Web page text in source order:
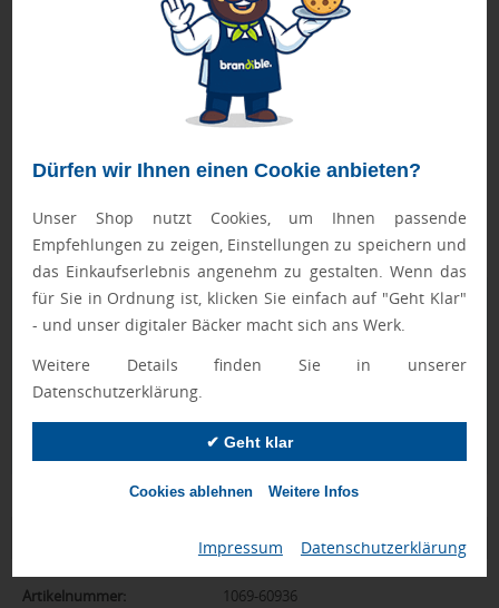
Dürfen wir Ihnen einen Cookie anbieten?
Unser Shop nutzt Cookies, um Ihnen passende
Empfehlungen zu zeigen, Einstellungen zu speichern und
das Einkaufserlebnis angenehm zu gestalten. Wenn das
für Sie in Ordnung ist, klicken Sie einfach auf "Geht Klar"
- und unser digitaler Bäcker macht sich ans Werk.
Weitere Details finden Sie in unserer
Datenschutzerklärung.
✔ Geht klar
Cookies ablehnen Weitere Infos
Impressum Datenschutzerklärung
Reizüberflutung für die Minis kommt.
➤ Pflegehinweis: Nicht bügeln, Maximale Waschtemperatur
30°C, Schonwaschgang, Nicht Bleichen, Nicht
trockenreinigen, Nicht im Wäschetrockner/Tumbler trocknen
Passend für diese Artikel:
➤ Dreiecktuch Gr. XS
➤ Schal Gr. S
Geprüft von Ewa
Nur Produkte, die unseren
schaffen es in den Shop.Mehr erfahren
Qualitätssicherung
Artikelnummer: 1069-60936